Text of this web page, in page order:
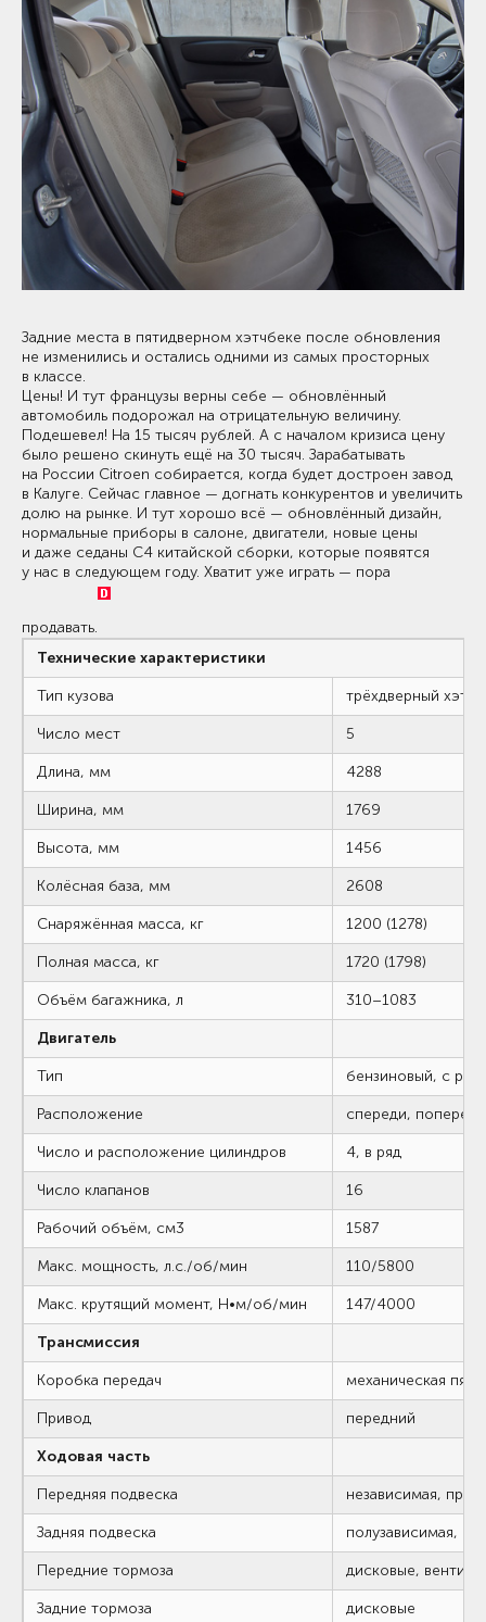
Задние места в пятидверном хэтчбеке после обновления
не изменились и остались одними из самых просторных
в классе.
Цены! И тут французы верны себе — обновлённый
автомобиль подорожал на отрицательную величину.
Подешевел! На 15 тысяч рублей. А с началом кризиса цену
было решено скинуть ещё на 30 тысяч. Зарабатывать
на России Citroen собирается, когда будет достроен завод
в Калуге. Сейчас главное — догнать конкурентов и увеличить
долю на рынке. И тут хорошо всё — обновлённый дизайн,
нормальные приборы в салоне, двигатели, новые цены
и даже седаны C4 китайской сборки, которые появятся
у нас в следующем году. Хватит уже играть — пора
продавать.
Технические характеристики
Тип кузова трёхдверный
Число мест 5
Длина, мм 4288
Ширина, мм 1769
Высота, мм 1456
Колёсная база, мм 2608
Снаряжённая масса, кг 1200 (1278)
Полная масса, кг 1720 (1798)
Объём багажника, л 310–1083
Двигатель
Тип бензиновый, с
Расположение спереди,
Число и расположение цилиндров 4, в ряд
Число клапанов 16
Рабочий объём, см3 1587
Макс. мощность, л.с./об/мин 110/5800
Макс. крутящий момент, Н•м/об/мин 147/4000
Трансмиссия
Коробка передач механическая
Привод передний
Ходовая часть
Передняя подвеска независимая,
Задняя подвеска полузависимая,
Передние тормоза дисковые,
Задние тормоза дисковые